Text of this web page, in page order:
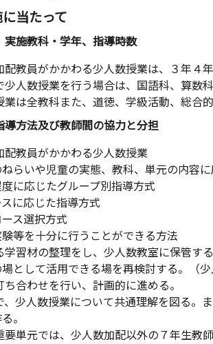
当たって
施教科・学年、指導時数
教員がかかわる少人数授業は、３年４
人数授業を行う場合は、国語科、算数科
全教科また、道徳、学級活動、総合的
方法及び教師間の協力と分担
教員がかかわる少人数授業
らいや児童の実態、教科、単元の内容
に応じたグループ別指導方式
に応じた指導方式
ス選択方式
等を十分に行うことができる方法
学習材の整理をし、少人数教室に保管する
として活用できる場を再検討する。（
ち合わせを行い、計画的に進める。
、少人数授業について共通理解を図る。
。
要単元では、少人数加配以外の７年生教